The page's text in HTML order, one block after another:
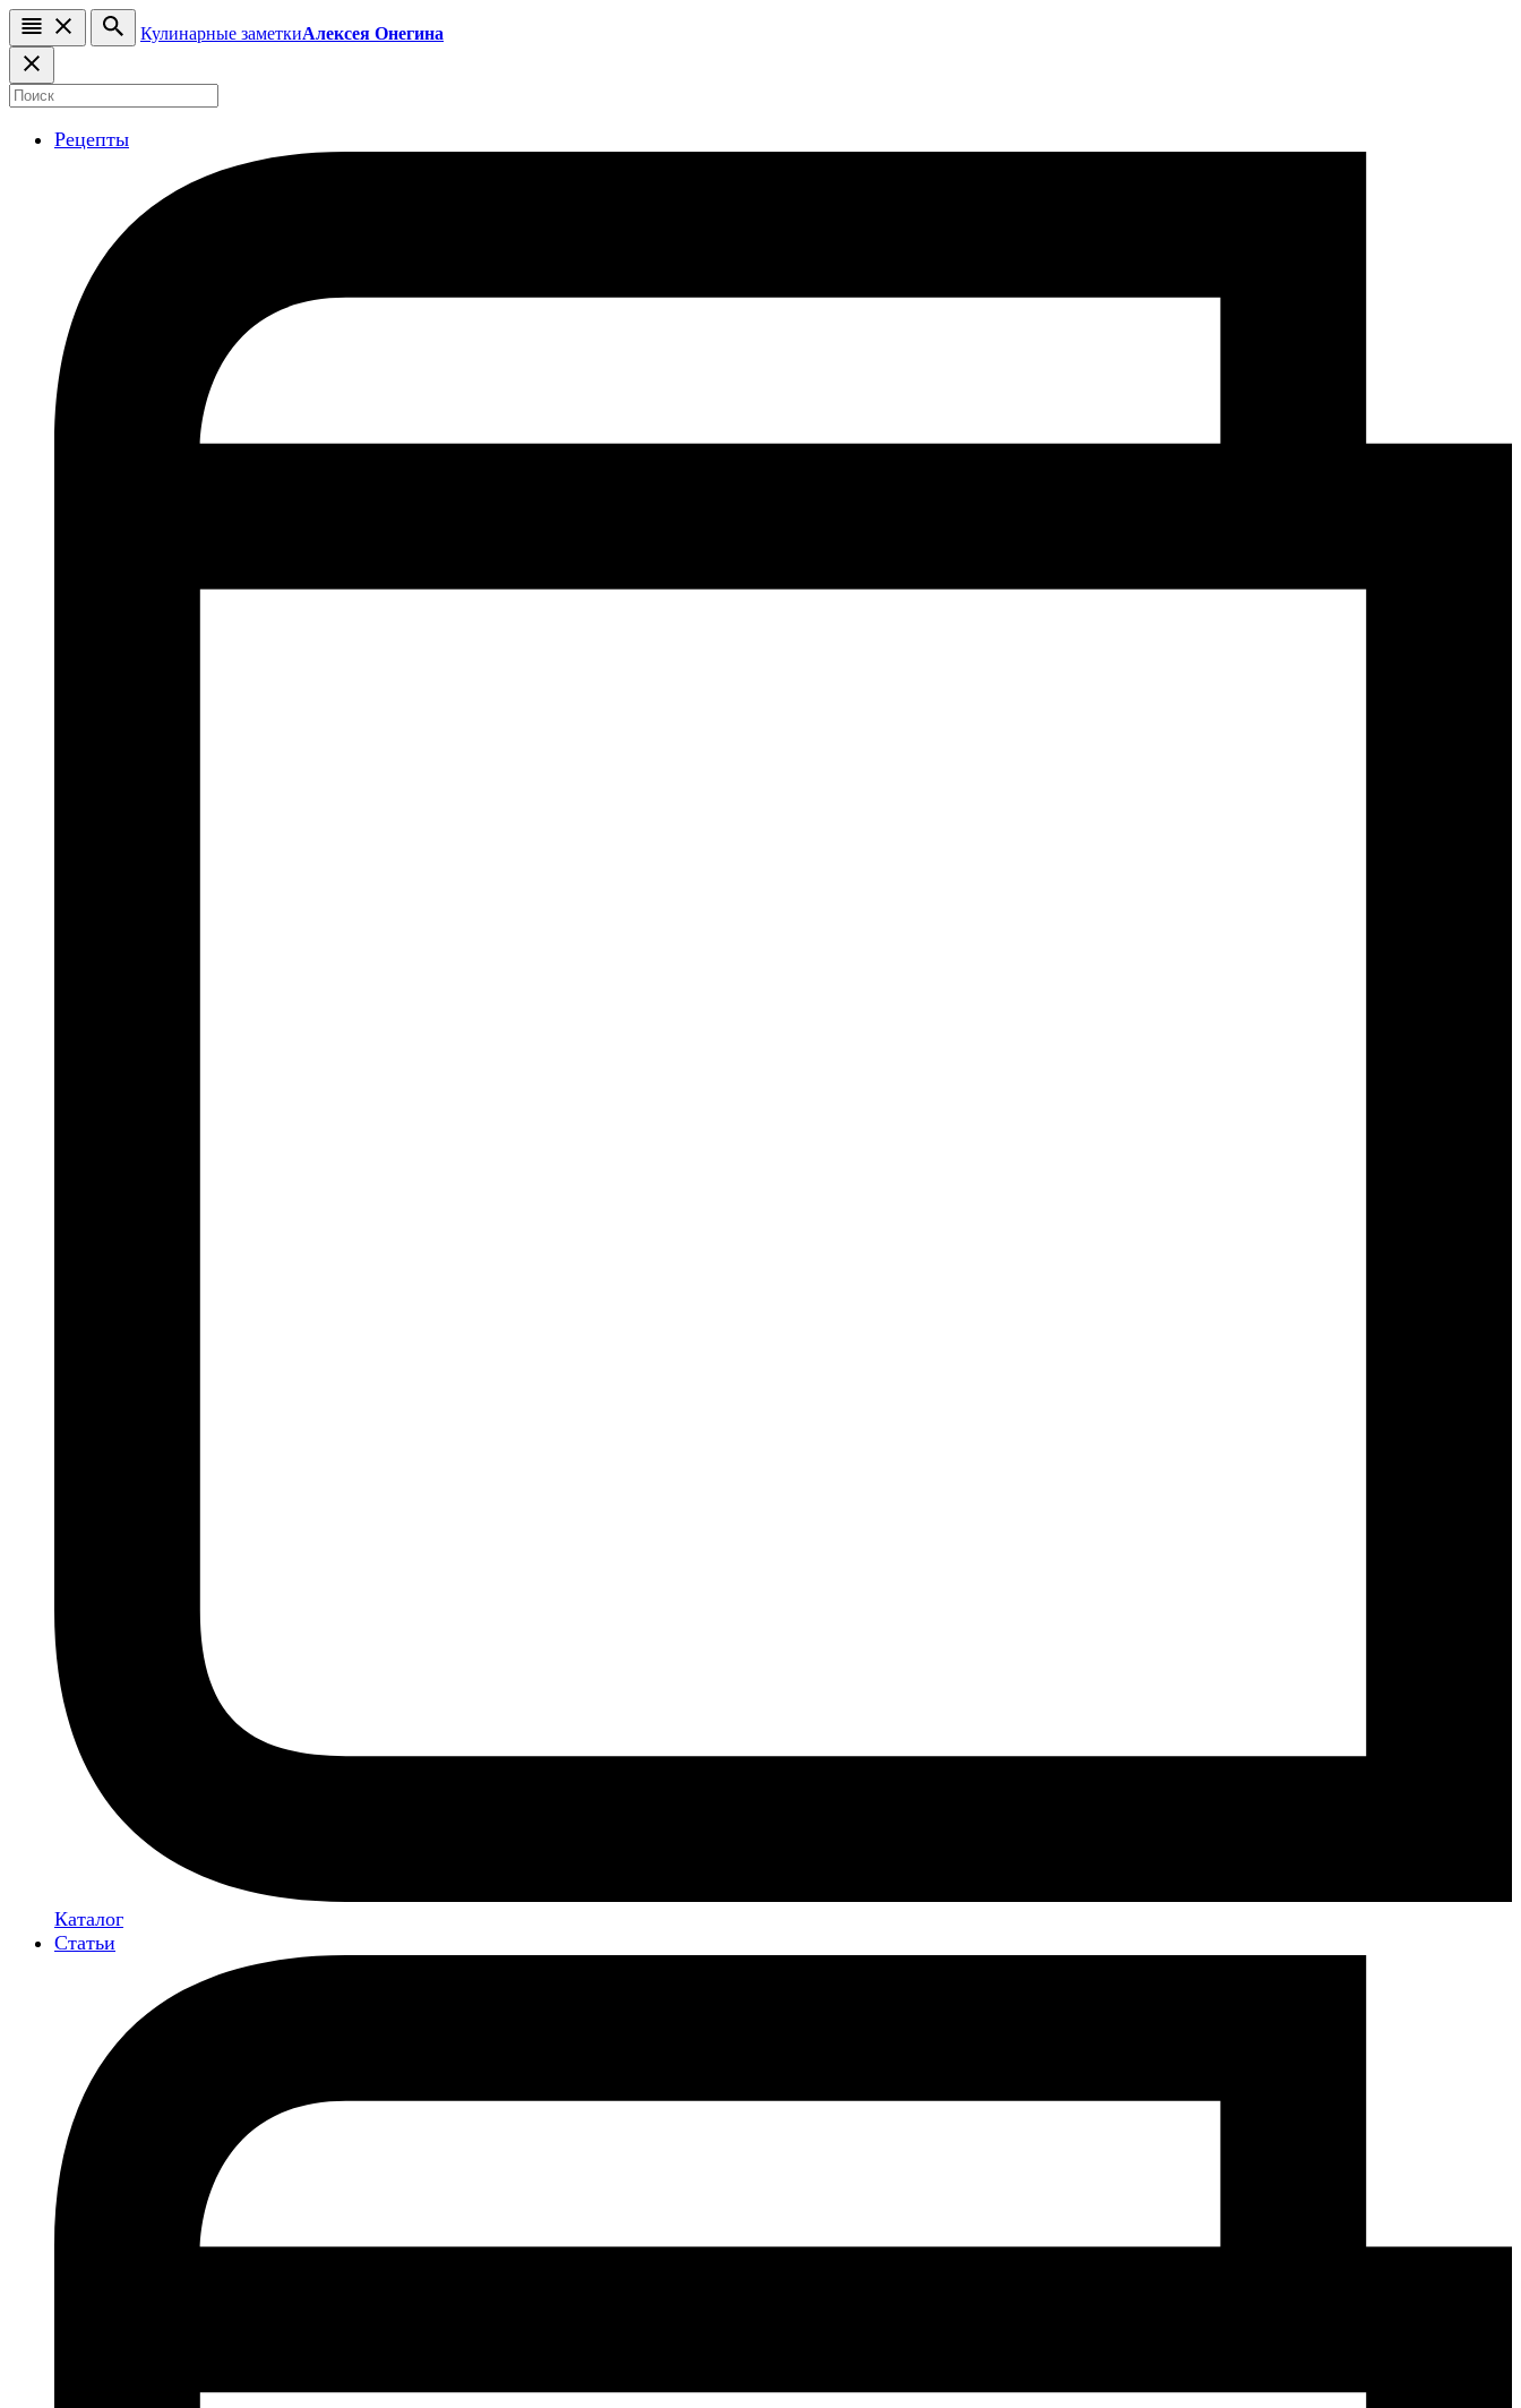
Кулинарные заметкиАлексея Онегина
Рецепты
Каталог
Статьи